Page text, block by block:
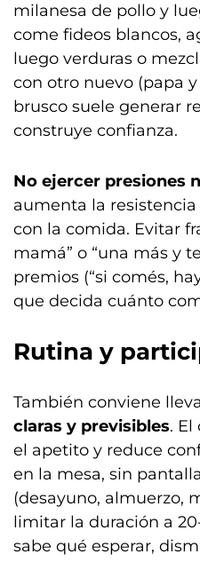
milanesa de pollo y
come fideos blancos,
luego verduras o
con otro nuevo (papa
brusco suele generar
construye confianza.
No ejercer presiones
aumenta la
con la comida. Evitar
mamá” o “una más y
premios (“si comés,
que decida cuánto
Rutina y
También conviene
claras y previsibles.
el apetito y reduce
en la mesa, sin
(desayuno, almuerzo,
limitar la duración a
sabe qué esperar,